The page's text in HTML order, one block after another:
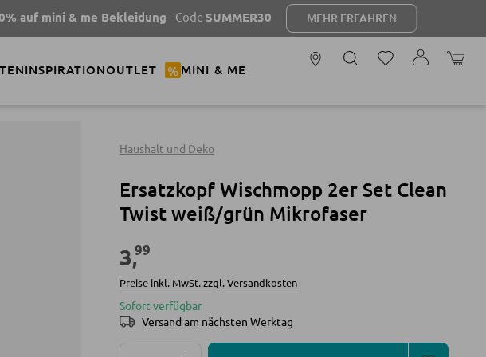
mini & me Bekleidung- CodeSUMMER30 MEHR ERFAHREN
INSPIRATIONOUTLET % MINI & ME
Haushalt und Deko
Ersatzkopf Wischmopp 2er Set Clean
Twist weiß/grün Mikrofaser
3,99
Preise inkl. MwSt. zzgl. Versandkosten
Sofort verfügbar
Versand am nächsten Werktag
Produkt Anzahl: Gib den gewünschten Wert ein